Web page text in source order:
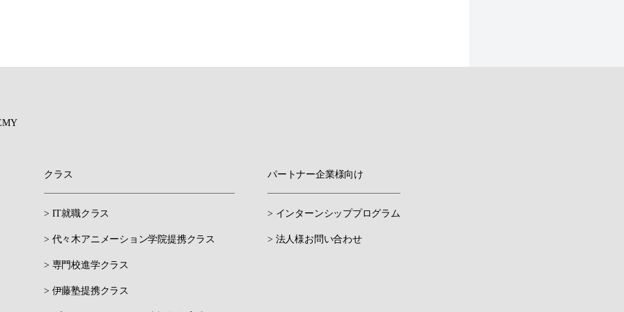
クラス
> IT就職クラス
> 代々木アニメーション学院提携クラス
> 専門校進学クラス
> 伊藤塾提携クラス
パートナー企業様向け
> インターンシッププログラム
> 法人様お問い合わせ